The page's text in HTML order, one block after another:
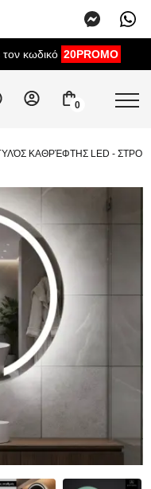
κωδικό 20PROMO
0
ΚΑΘΡΈΦΤΗΣ LED -